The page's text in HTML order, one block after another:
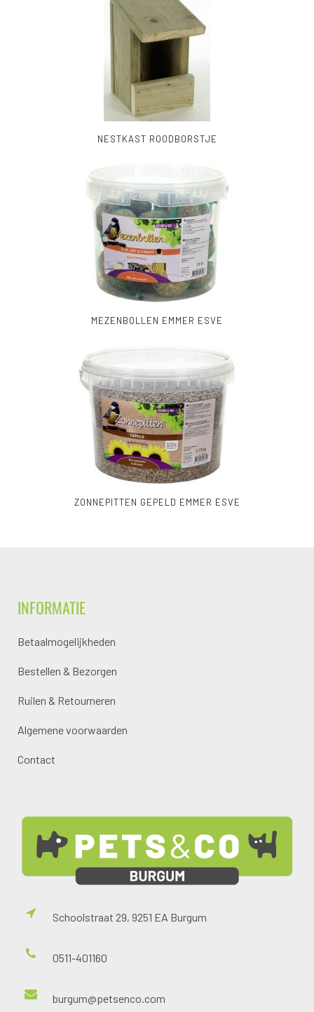
NESTKAST ROODBORSTJE
MEZENBOLLEN EMMER ESVE
ZONNEPITTEN GEPELD EMMER ESVE
INFORMATIE
Betaalmogelijkheden
Bestellen & Bezorgen
Ruilen & Retourneren
Algemene voorwaarden
Contact
Schoolstraat 29, 9251 EA Burgum
0511-401160
burgum@petsenco.com